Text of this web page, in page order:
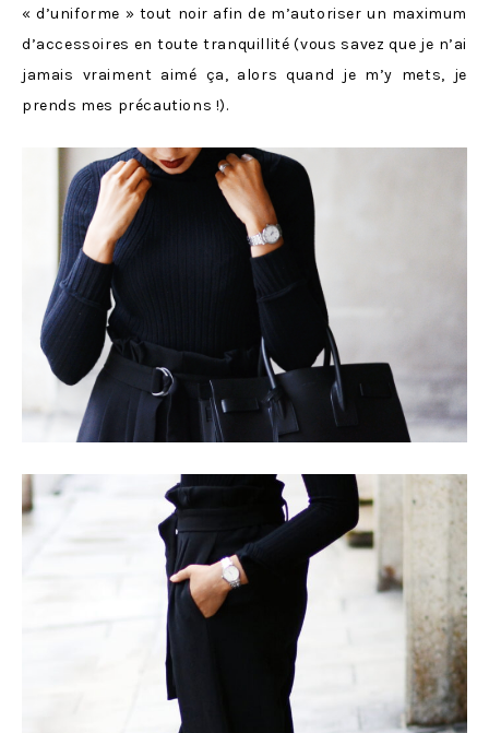
« d’uniforme » tout noir afin de m’autoriser un maximum
d’accessoires en toute tranquillité (vous savez que je n’ai
jamais vraiment aimé ça, alors quand je m’y mets, je
prends mes précautions !).